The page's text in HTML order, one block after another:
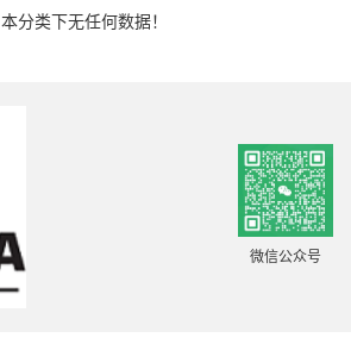
本分类下无任何数据！
微信公众号